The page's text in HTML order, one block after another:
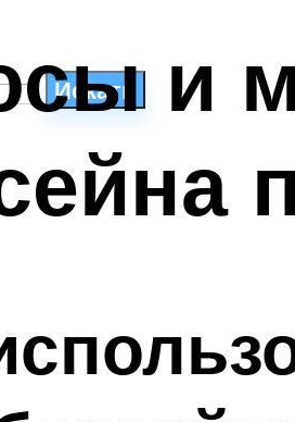
Искать
ДЕТЕЙ
ПОХУДЕНИЯ
и